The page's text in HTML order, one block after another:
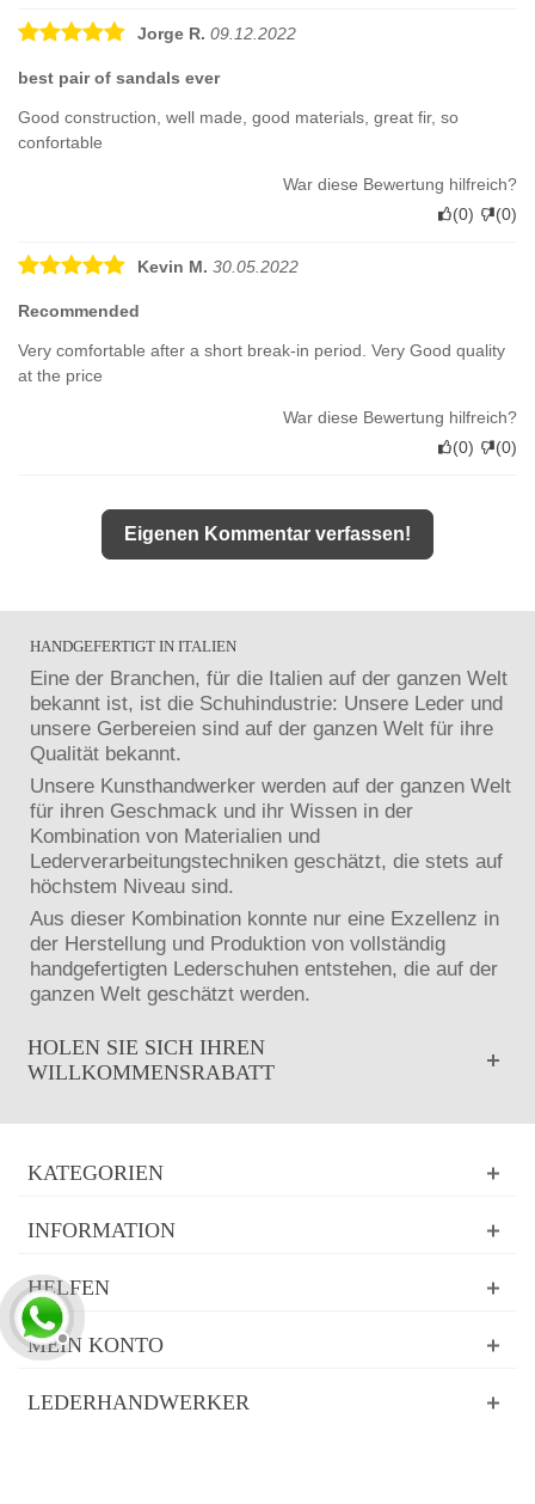
Jorge R. 09.12.2022
best pair of sandals ever
Good construction, well made, good materials, great fir, so
confortable
War diese Bewertung hilfreich?
(0) (0)
Kevin M. 30.05.2022
Recommended
Very comfortable after a short break-in period. Very Good quality
at the price
War diese Bewertung hilfreich?
(0) (0)
Eigenen Kommentar verfassen!
HANDGEFERTIGT IN ITALIEN
Eine der Branchen, für die Italien auf der ganzen Welt
bekannt ist, ist die Schuhindustrie: Unsere Leder und
unsere Gerbereien sind auf der ganzen Welt für ihre
Qualität bekannt.
Unsere Kunsthandwerker werden auf der ganzen Welt
für ihren Geschmack und ihr Wissen in der
Kombination von Materialien und
Lederverarbeitungstechniken geschätzt, die stets auf
höchstem Niveau sind.
Aus dieser Kombination konnte nur eine Exzellenz in
der Herstellung und Produktion von vollständig
handgefertigten Lederschuhen entstehen, die auf der
ganzen Welt geschätzt werden.
HOLEN SIE SICH IHREN
WILLKOMMENSRABATT
KATEGORIEN
INFORMATION
HELFEN
MEIN KONTO
LEDERHANDWERKER